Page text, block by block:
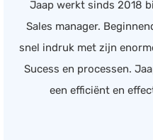
Jaap werkt sinds 2018
Sales manager.
snel indruk met zijn
Sucess en processen.
een efficiënt en